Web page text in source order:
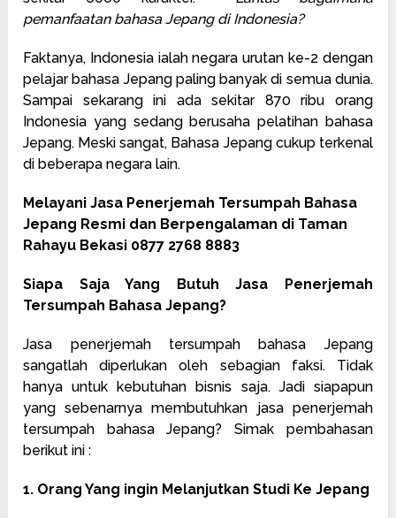
pemanfaatan bahasa Jepang di Indonesia?
Faktanya, Indonesia ialah negara urutan ke-2 dengan
pelajar bahasa Jepang paling banyak di semua dunia.
Sampai sekarang ini ada sekitar 870 ribu orang
Indonesia yang sedang berusaha pelatihan bahasa
Jepang. Meski sangat, Bahasa Jepang cukup terkenal
di beberapa negara lain.
Melayani Jasa Penerjemah Tersumpah Bahasa
Jepang Resmi dan Berpengalaman di Taman
Rahayu Bekasi 0877 2768 8883
Siapa Saja Yang Butuh Jasa Penerjemah
Tersumpah Bahasa Jepang?
Jasa penerjemah tersumpah bahasa Jepang
sangatlah diperlukan oleh sebagian faksi. Tidak
hanya untuk kebutuhan bisnis saja. Jadi siapapun
yang sebenarnya membutuhkan jasa penerjemah
tersumpah bahasa Jepang? Simak pembahasan
berikut ini :
1. Orang Yang ingin Melanjutkan Studi Ke Jepang